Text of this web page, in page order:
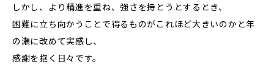
しかし、より精進を重ね、強さを持とうとするとき、
困難に立ち向かうことで得るものがこれほど大きいのかと年
の瀬に改めて実感し、
感謝を抱く日々です。